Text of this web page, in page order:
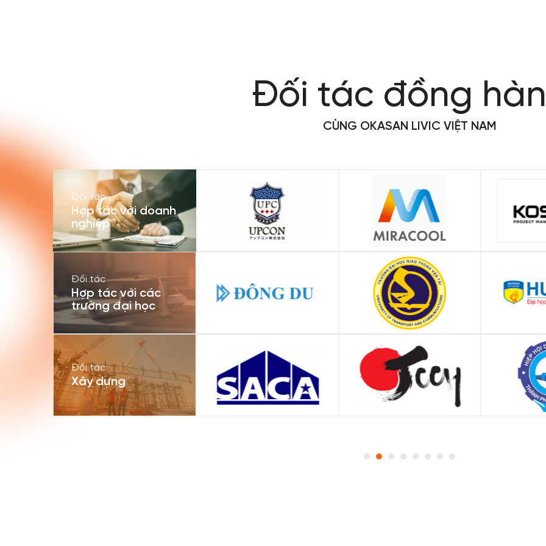
Đối tác đồng
CÙNG OKASAN LIVIC VIỆT NAM
Đối tác
Hợp tác với doanh
nghiệp
Đối tác
Hợp tác với các
trường đại học
Đối tác
Xây dựng